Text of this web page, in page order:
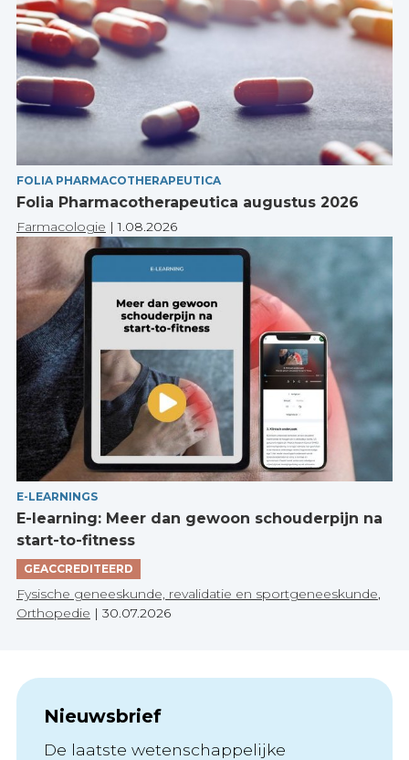
FOLIA PHARMACOTHERAPEUTICA
Folia Pharmacotherapeutica augustus 2026
Farmacologie |1.08.2026
E-LEARNINGS
E-learning: Meer dan gewoon schouderpijn na
start-to-fitness
GEACCREDITEERD
Fysische geneeskunde, revalidatie en sportgeneeskunde
Orthopedie | 30.07.2026
Nieuwsbrief
De laatste wetenschappelijke